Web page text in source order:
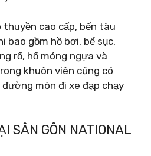
thuyền cao cấp, bến tàu
bao gồm hồ bơi, bể sục,
rổ, hố móng ngựa và
khuôn viên cũng có
mòn đi xe đạp chạy
SÂN GÔN NATIONAL